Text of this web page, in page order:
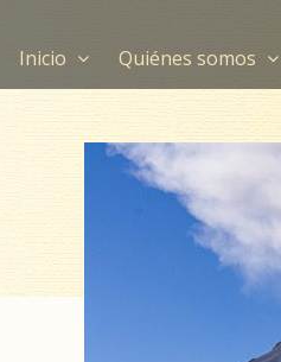
Inicio Quiénes somos